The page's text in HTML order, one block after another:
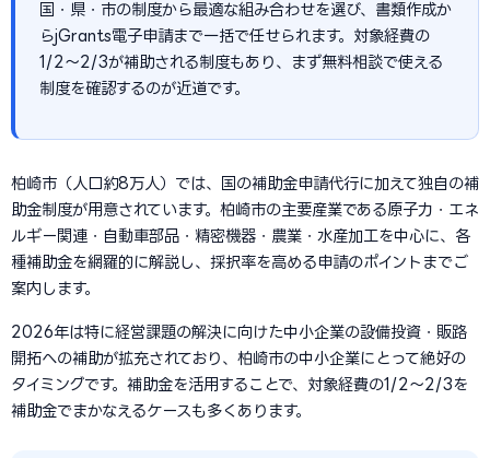
国・県・市の制度から最適な組み合わせを選び、書類作成か
らjGrants電子申請まで一括で任せられます。対象経費の
1/2〜2/3が補助される制度もあり、まず無料相談で使える
制度を確認するのが近道です。
柏崎市（人口約8万人）では、国の補助金申請代行に加えて独自の補
助金制度が用意されています。柏崎市の主要産業である原子力・エネ
ルギー関連・自動車部品・精密機器・農業・水産加工を中心に、各
種補助金を網羅的に解説し、採択率を高める申請のポイントまでご
案内します。
2026年は特に経営課題の解決に向けた中小企業の設備投資・販路
開拓への補助が拡充されており、柏崎市の中小企業にとって絶好の
タイミングです。補助金を活用することで、対象経費の1/2〜2/3を
補助金でまかなえるケースも多くあります。